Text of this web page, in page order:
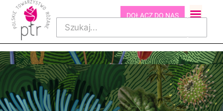
DOŁĄCZ DO NAS